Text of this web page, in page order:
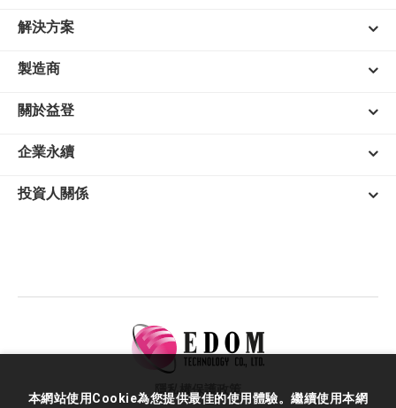
解決方案
製造商
關於益登
企業永續
投資人關係
隱私權保護政策
本網站使用Cookie為您提供最佳的使用體驗。繼續使用本網